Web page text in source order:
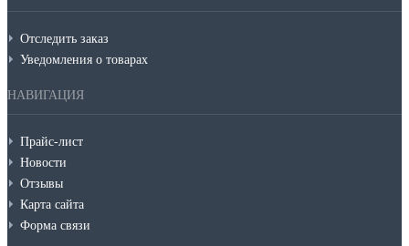
Отследить заказ
Уведомления о товарах
НАВИГАЦИЯ
Прайс-лист
Новости
Отзывы
Карта сайта
Форма связи